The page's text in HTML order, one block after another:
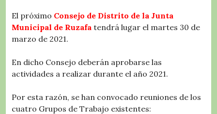
El próximo Consejo de Distrito de la Junta
Municipal de Ruzafa tendrá lugar el martes 30 de
marzo de 2021.
En dicho Consejo deberán aprobarse las
actividades a realizar durante el año 2021.
Por esta razón, se han convocado reuniones de los
cuatro Grupos de Trabajo existentes: